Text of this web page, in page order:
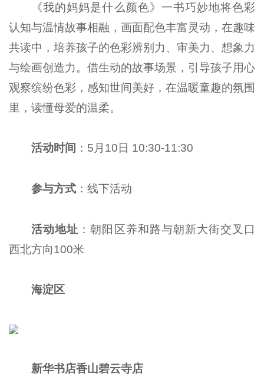
《我的妈妈是什么颜色》一书巧妙地将色彩
认知与温情故事相融，画面配色丰富灵动，在趣味
共读中，培养孩子的色彩辨别力、审美力、想象力
与绘画创造力。借生动的故事场景，引导孩子用心
观察缤纷色彩，感知世间美好，在温暖童趣的氛围
里，读懂母爱的温柔。
活动时间 ：5月10日 10:30-11:30
参与方式 ：线下活动
活动地址 ：朝阳区养和路与朝新大街交叉口
西北方向100米
海淀区
新华书店香山碧云寺店